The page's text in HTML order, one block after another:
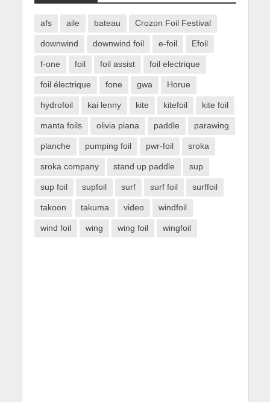
afs aile bateau Crozon Foil Festival
downwind downwind foil e-foil Efoil
f-one foil foil assist foil electrique
foil électrique fone gwa Horue
hydrofoil kai lenny kite kitefoil kite foil
manta foils olivia piana paddle parawing
planche pumping foil pwr-foil sroka
sroka company stand up paddle sup
sup foil supfoil surf surf foil surffoil
takoon takuma video windfoil
wind foil wing wing foil wingfoil